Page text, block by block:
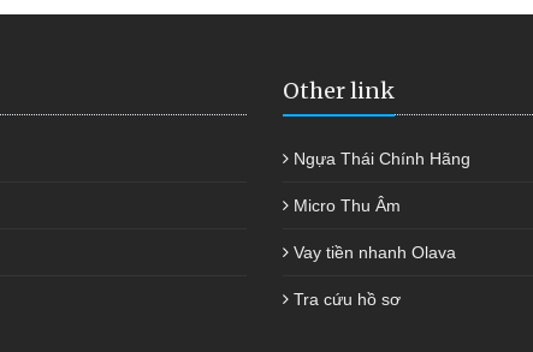
Other link
Ngựa Thái Chính Hãng
Micro Thu Âm
Vay tiền nhanh Olava
Tra cứu hồ sơ